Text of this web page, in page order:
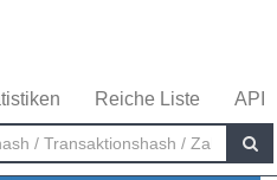
Reiche Liste API